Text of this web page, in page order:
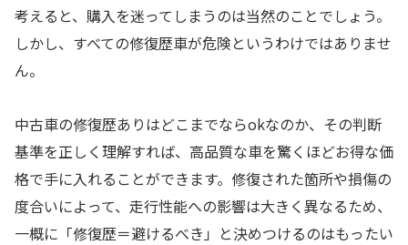
考えると、購入を迷ってしまうのは当然のことでしょう。
しかし、すべての修復歴車が危険というわけではありませ
ん。
中古車の修復歴ありはどこまでならokなのか、その判断
基準を正しく理解すれば、高品質な車を驚くほどお得な価
格で手に入れることができます。修復された箇所や損傷の
度合いによって、走行性能への影響は大きく異なるため、
一概に「修復歴＝避けるべき」と決めつけるのはもったい